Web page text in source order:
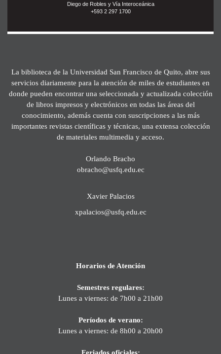
Diego de Robles y Vía Interoceánica
+593 2 297 1700
La biblioteca de la Universidad San Francisco de Quito, abre sus
servicios diariamente para la atención de miles de estudiantes en
donde pueden encontrar una seleccionada y actualizada colección
de libros impresos y electrónicos en todas las áreas del
conocimiento, además cuenta con suscripciones a las más
importantes revistas científicas y técnicas, una extensa colección
de materiales multimedia y acceso.
Orlando Bracho
obracho@usfq.edu.ec
Xavier Palacios
xpalacios@usfq.edu.ec
Horarios de Atención
Semestres regulares:
Lunes a viernes: de 7h00 a 21h00
Períodos de verano:
Lunes a viernes: de 8h00 a 20h00
Feriados oficiales: